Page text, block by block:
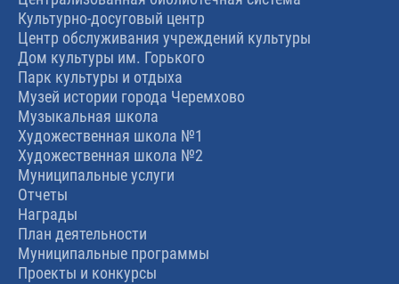
Культурно-досуговый центр
Центр обслуживания учреждений культуры
Дом культуры им. Горького
Парк культуры и отдыха
Музей истории города Черемхово
Музыкальная школа
Художественная школа №1
Художественная школа №2
Муниципальные услуги
Отчеты
Награды
План деятельности
Муниципальные программы
Проекты и конкурсы